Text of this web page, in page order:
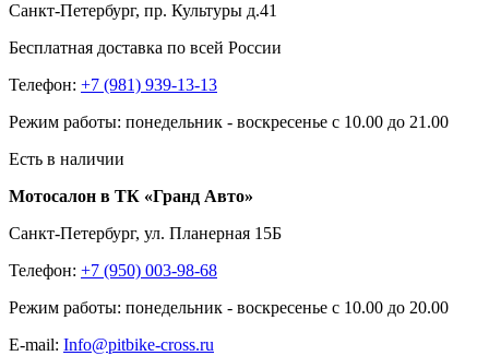
Санкт-Петербург, пр. Культуры д.41
Бесплатная доставка по всей России
Телефон: +7 (981) 939-13-13
Режим работы: понедельник - воскресенье с 10.00 до 21.00
Есть в наличии
Мотосалон в ТК «Гранд Авто»
Санкт-Петербург, ул. Планерная 15Б
Телефон: +7 (950) 003-98-68
Режим работы: понедельник - воскресенье с 10.00 до 20.00
E-mail: Info@pitbike-cross.ru